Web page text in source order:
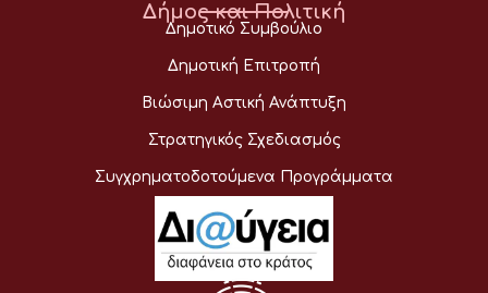
Δήμος και Πολιτική
Δημοτικό Συμβούλιο
Δημοτική Επιτροπή
Βιώσιμη Αστική Ανάπτυξη
Στρατηγικός Σχεδιασμός
Συγχρηματοδοτούμενα Προγράμματα